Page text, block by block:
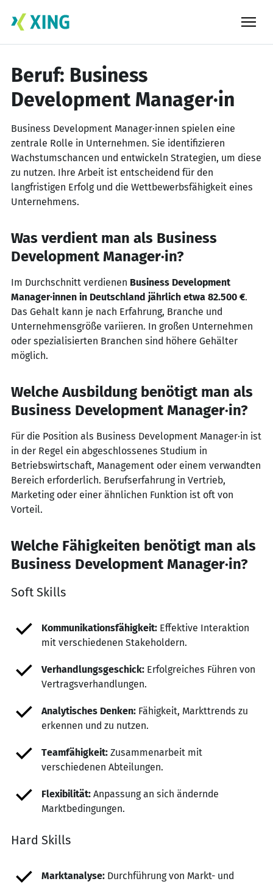
Beruf: Business
Development Manager·in
Business Development Manager·innen spielen eine
zentrale Rolle in Unternehmen. Sie identifizieren
Wachstumschancen und entwickeln Strategien, um diese
zu nutzen. Ihre Arbeit ist entscheidend für den
langfristigen Erfolg und die Wettbewerbsfähigkeit eines
Unternehmens.
Was verdient man als Business
Development Manager·in?
Im Durchschnitt verdienen Business Development
Manager·innen in Deutschland jährlich etwa 82.500 €.
Das Gehalt kann je nach Erfahrung, Branche und
Unternehmensgröße variieren. In großen Unternehmen
oder spezialisierten Branchen sind höhere Gehälter
möglich.
Welche Ausbildung benötigt man als
Business Development Manager·in?
Für die Position als Business Development Manager·in ist
in der Regel ein abgeschlossenes Studium in
Betriebswirtschaft, Management oder einem verwandten
Bereich erforderlich. Berufserfahrung in Vertrieb,
Marketing oder einer ähnlichen Funktion ist oft von
Vorteil.
Welche Fähigkeiten benötigt man als
Business Development Manager·in?
Soft Skills
Kommunikationsfähigkeit: Effektive Interaktion
mit verschiedenen Stakeholdern.
Verhandlungsgeschick: Erfolgreiches Führen von
Vertragsverhandlungen.
Analytisches Denken: Fähigkeit, Markttrends zu
erkennen und zu nutzen.
Teamfähigkeit: Zusammenarbeit mit
verschiedenen Abteilungen.
Flexibilität: Anpassung an sich ändernde
Marktbedingungen.
Hard Skills
Marktanalyse: Durchführung von Markt- und